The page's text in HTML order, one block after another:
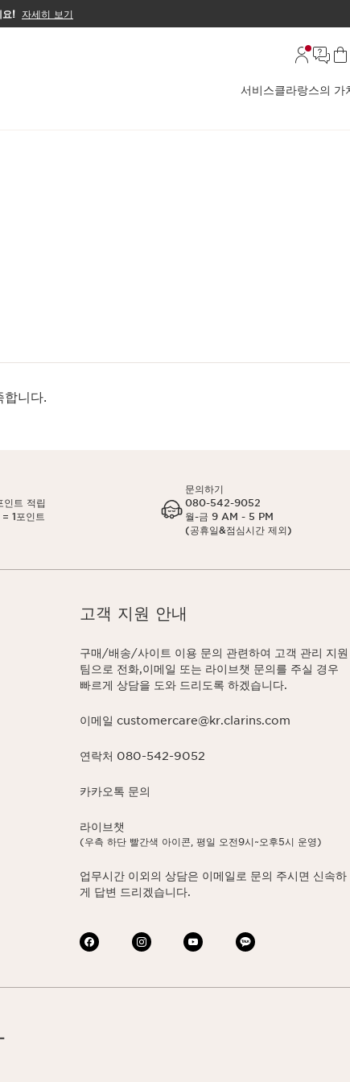
요! 자세히 보기
서비스클라랑스의 가
합니다.
인트 적립
1포인트
문의하기
080-542-9052
월-금 9 AM - 5 PM
(공휴일&점심시간 제외)
고객 지원 안내
구매/배송/사이트 이용 문의 관련하여 고객 관리 지원
팀으로 전화,이메일 또는 라이브챗 문의를 주실 경우
빠르게 상담을 도와 드리도록 하겠습니다.
이메일 customercare@kr.clarins.com
연락처 080-542-9052
카카오톡 문의
라이브챗
(우측 하단 빨간색 아이콘, 평일 오전9시~오후5시 운영)
업무시간 이외의 상담은 이메일로 문의 주시면 신속하
게 답변 드리겠습니다.